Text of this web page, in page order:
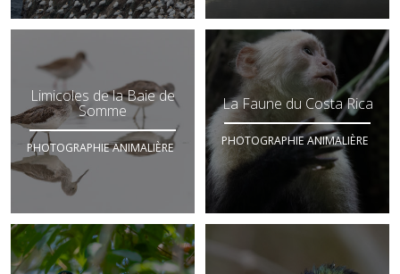
Limicoles de la Baie de
Somme
PHOTOGRAPHIE ANIMALIÈRE
La Faune du Costa Rica
PHOTOGRAPHIE ANIMALIÈRE